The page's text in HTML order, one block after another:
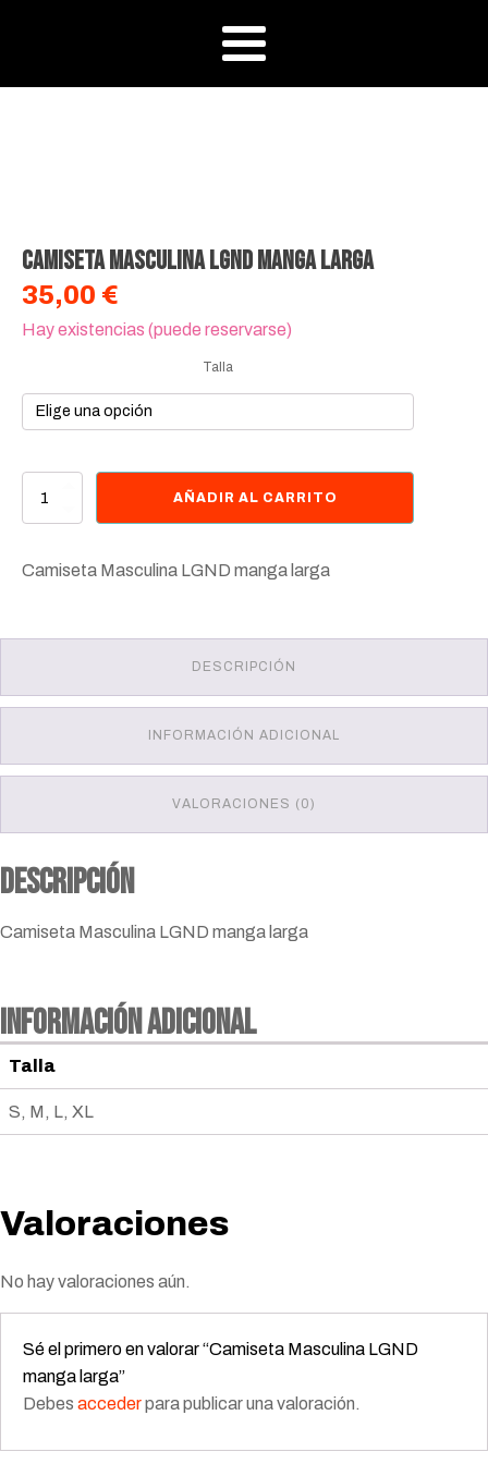
Camiseta Masculina LGND manga larga
35,00 €
Hay existencias (puede reservarse)
Talla
Camiseta
larga
AÑADIR AL CARRITO
Camiseta Masculina LGND manga larga
DESCRIPCIÓN
INFORMACIÓN ADICIONAL
VALORACIONES (0)
Descripción
Camiseta Masculina LGND manga larga
Información adicional
Talla
S, M, L, XL
Valoraciones
No hay valoraciones aún.
Sé el primero en valorar “Camiseta Masculina LGND
manga larga”
Debes accederpara publicar una valoración.